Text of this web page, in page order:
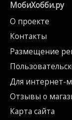
МобиХобби.ру
О проекте
Контакты
Размещение
Для интернет-
Отзывы о
Карта сайта